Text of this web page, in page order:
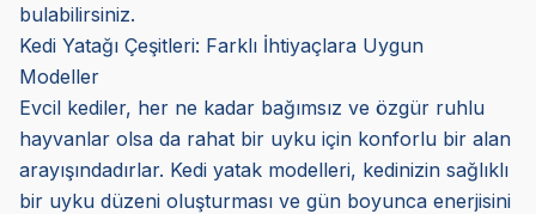
bulabilirsiniz.
Kedi Yatağı Çeşitleri: Farklı İhtiyaçlara Uygun
Modeller
Evcil kediler, her ne kadar bağımsız ve özgür ruhlu
hayvanlar olsa da rahat bir uyku için konforlu bir alan
arayışındadırlar. Kedi yatak modelleri, kedinizin sağlıklı
bir uyku düzeni oluşturması ve gün boyunca enerjisini